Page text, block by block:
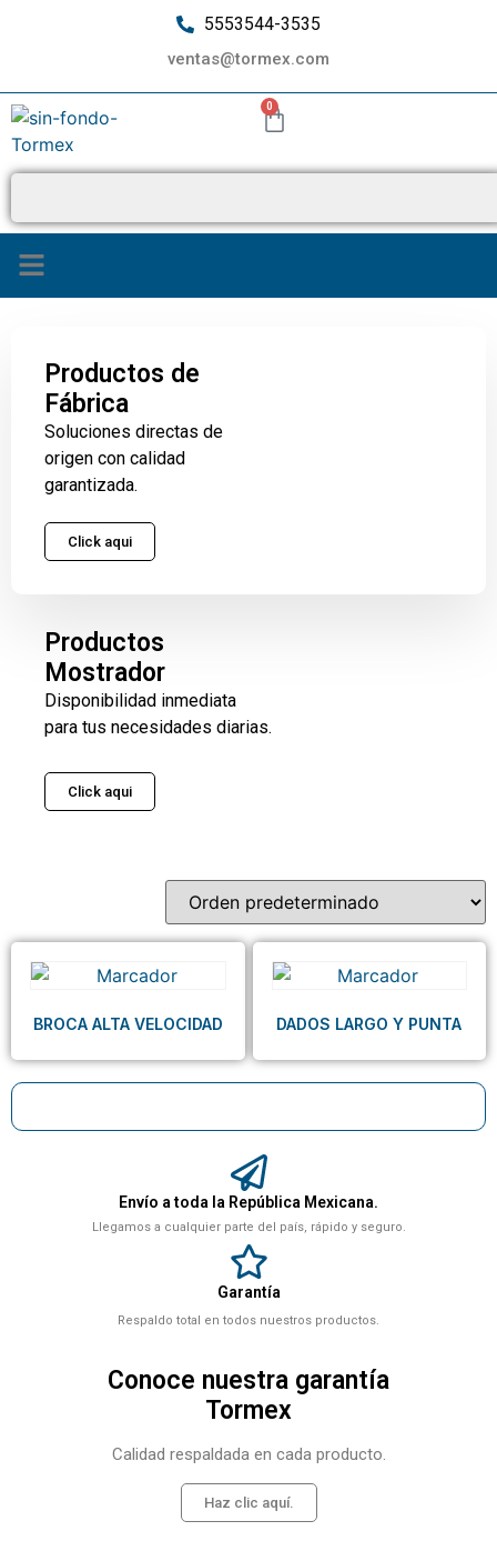
5553544-3535
ventas@tormex.com
0
Envío a toda la República Mexicana.
Llegamos a cualquier parte del país, rápido y seguro.
Garantía
Respaldo total en todos nuestros productos.
Conoce nuestra garantía
Tormex
Calidad respaldada en cada producto.
Haz clic aquí.
Productos de
Fábrica
Soluciones directas de
origen con calidad
garantizada.
Click aqui
Productos
Mostrador
Disponibilidad inmediata
para tus necesidades diarias.
Click aqui
BROCA ALTA VELOCIDAD DADOS LARGO Y PUNTA